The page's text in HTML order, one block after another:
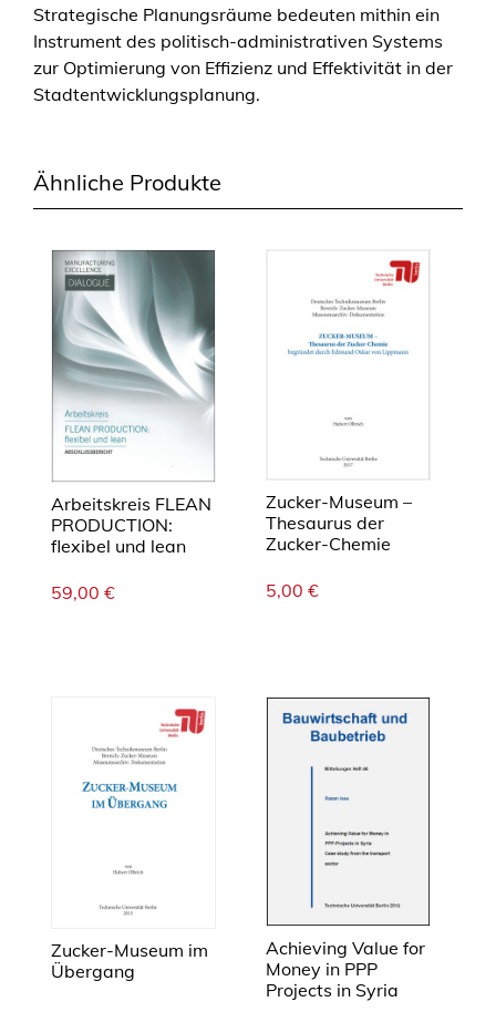
Strategische Planungsräume bedeuten mithin ein
Instrument des politisch-administrativen Systems
zur Optimierung von Effizienz und Effektivität in der
Stadtentwicklungsplanung.
Ähnliche Produkte
Arbeitskreis FLEAN
PRODUCTION:
flexibel und lean
59,00 €
Zucker-Museum –
Thesaurus der
Zucker-Chemie
5,00 €
Zucker-Museum im
Übergang
Achieving Value for
Money in PPP
Projects in Syria